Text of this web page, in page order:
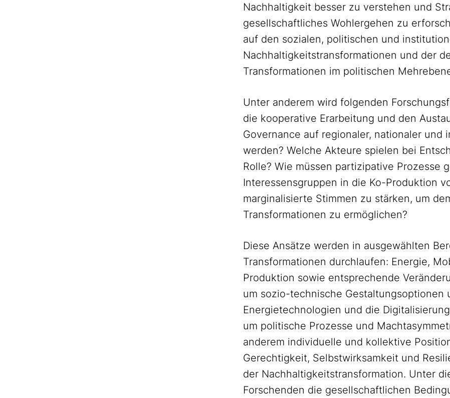
Nachhaltigkeit besser zu verstehen und
gesellschaftliches Wohlergehen zu
auf den sozialen, politischen und
Nachhaltigkeitstransformationen und der
Transformationen im politischen
Unter anderem wird folgenden
die kooperative Erarbeitung und den
Governance auf regionaler, nationaler und
werden? Welche Akteure spielen bei
Rolle? Wie müssen partizipative Prozesse
Interessensgruppen in die Ko-Produktion
marginalisierte Stimmen zu stärken, um
Transformationen zu ermöglichen?
Diese Ansätze werden in ausgewählten
Transformationen durchlaufen: Energie,
Produktion sowie entsprechende
um sozio-technische Gestaltungsoptionen
Energietechnologien und die
um politische Prozesse und
anderem individuelle und kollektive
Gerechtigkeit, Selbstwirksamkeit und
der Nachhaltigkeitstransformation. Unter
Forschenden die gesellschaftlichen